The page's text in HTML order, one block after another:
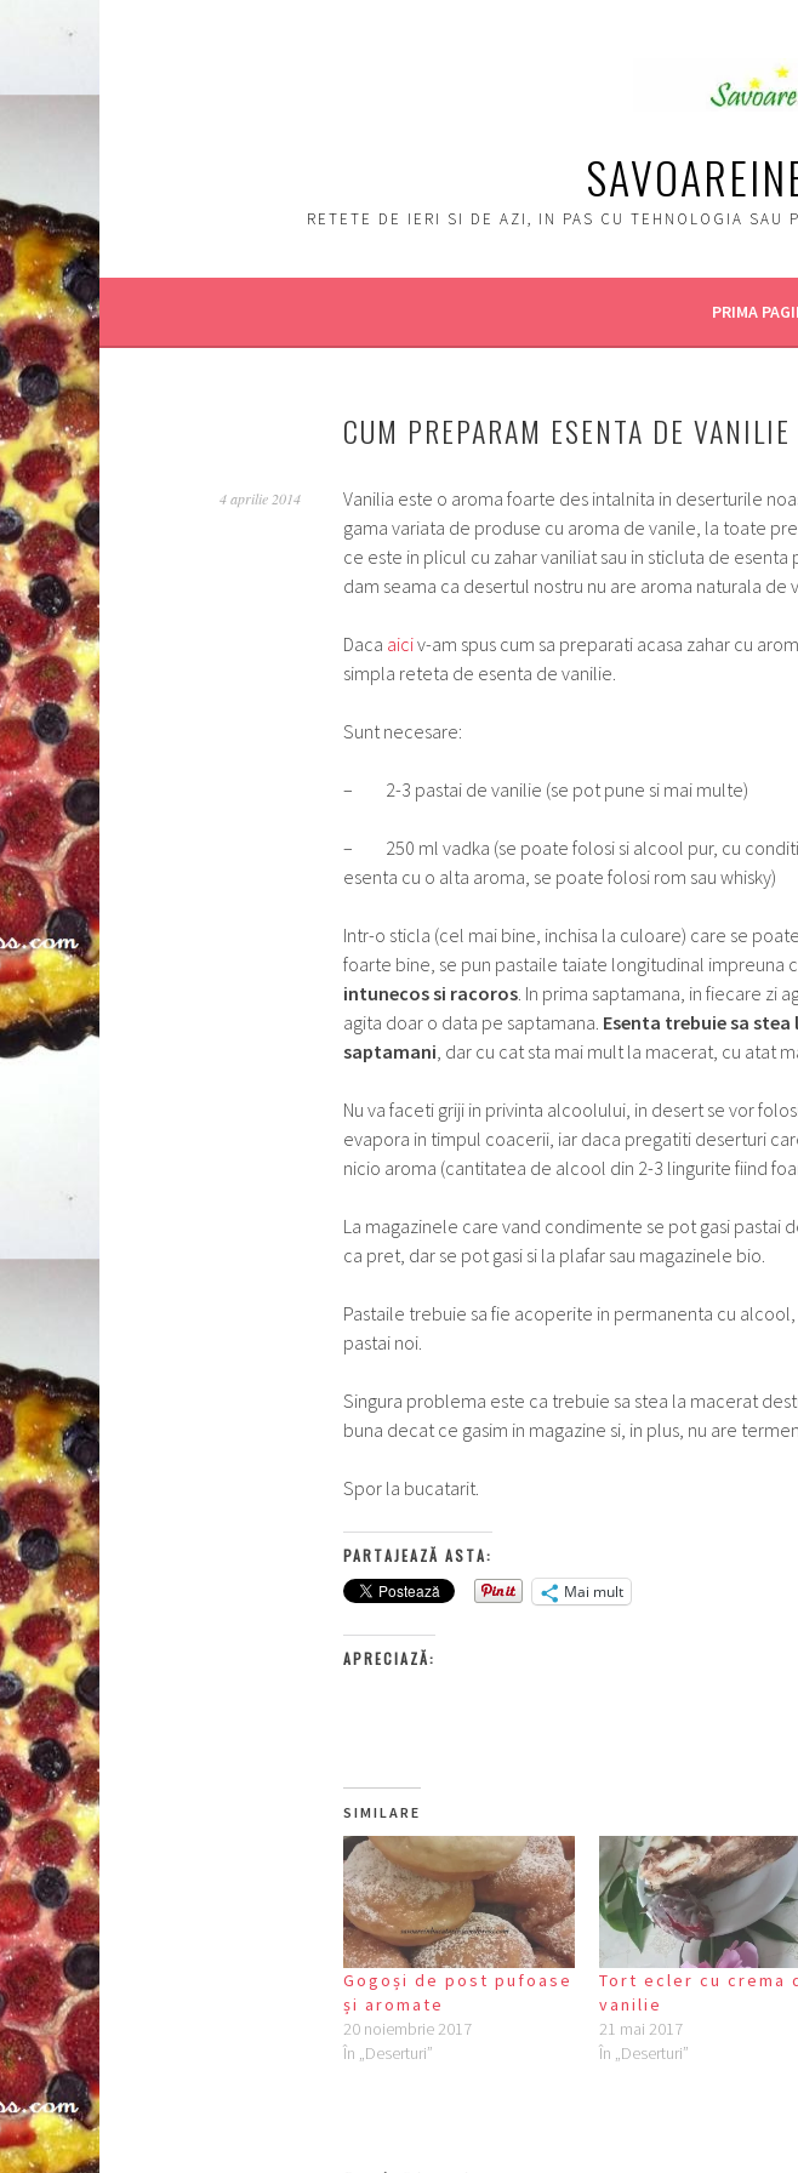
RETETE DE IERI SI DE AZI, IN PAS CU TEHNOLOGIA SAU
PRIMA
CUM PREPARAM ESENTA DE VANILIE
4 aprilie 2014
Vanilia este o aroma foarte des intalnita in deserturile
gama variata de produse cu aroma de vanile, la toate
ce este in plicul cu zahar vaniliat sau in sticluta de esenta
dam seama ca desertul nostru nu are aroma naturala de
Daca aiciv-am spus cum sa preparati acasa zahar cu
simpla reteta de esenta de vanilie.
Sunt necesare:
– 2-3 pastai de vanilie (se pot pune si mai multe)
– 250 ml vadka (se poate folosi si alcool pur, cu
esenta cu o alta aroma, se poate folosi rom sau whisky)
Intr-o sticla (cel mai bine, inchisa la culoare) care se
foarte bine, se pun pastaile taiate longitudinal impreuna
intunecos si racoros. In prima saptamana, in fiecare zi
agita doar o data pe saptamana. Esenta trebuie sa
saptamani, dar cu cat sta mai mult la macerat, cu atat
Nu va faceti griji in privinta alcoolului, in desert se vor
evapora in timpul coacerii, iar daca pregatiti deserturi
nicio aroma (cantitatea de alcool din 2-3 lingurite fiind
La magazinele care vand condimente se pot gasi pastai
ca pret, dar se pot gasi si la plafar sau magazinele bio.
Pastaile trebuie sa fie acoperite in permanenta cu
pastai noi.
Singura problema este ca trebuie sa stea la macerat
buna decat ce gasim in magazine si, in plus, nu are
Spor la bucatarit.
PARTAJEAZĂ ASTA:
Mai mult
APRECIAZĂ:
SIMILARE
Gogoși de post pufoase
și aromate
20 noiembrie 2017
În „Deserturi”
Tort ecler cu crema
vanilie
21 mai 2017
În „Deserturi”